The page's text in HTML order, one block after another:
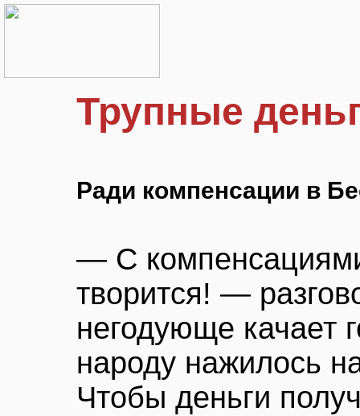
Трупные
Ради компенсации в
— С
творится! —
негодующе качает
народу нажилось
Чтобы деньги